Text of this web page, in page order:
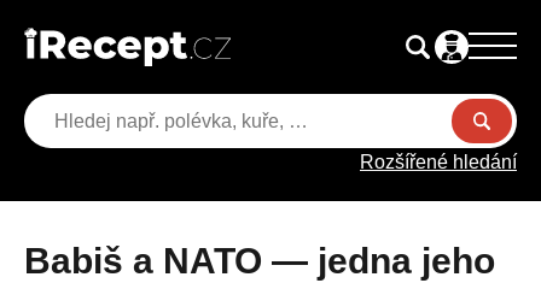
Rozšířené hledání
Babiš a NATO — jedna jeho